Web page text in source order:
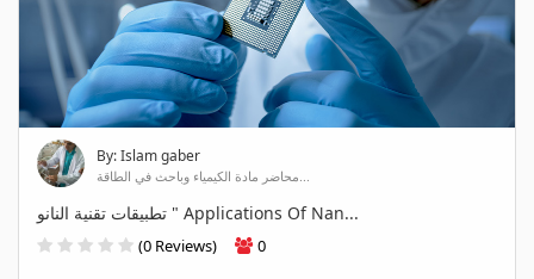
By: Islam gaber
محاضر مادة الكيمياء وباحث في الطاقة...
تطبيقات تقنية النانو " Applications Of Nan...
(0 Reviews) 0